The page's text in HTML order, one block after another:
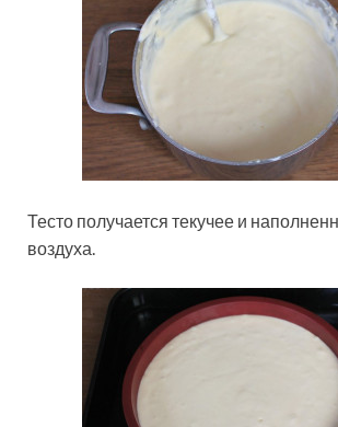
Тесто получается текучее и
воздуха.